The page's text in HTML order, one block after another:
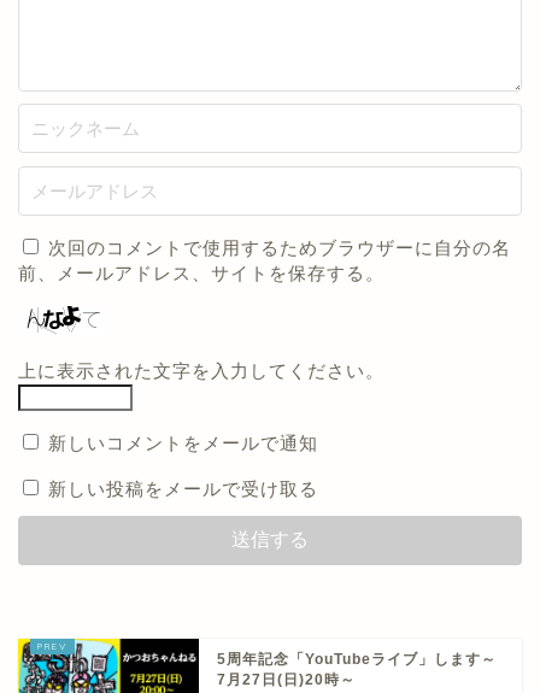
次回のコメントで使用するためブラウザーに自分の名
前、メールアドレス、サイトを保存する。
上に表示された文字を入力してください。
新しいコメントをメールで通知
新しい投稿をメールで受け取る
5周年記念「YouTubeライブ」します～
7月27日(日)20時～